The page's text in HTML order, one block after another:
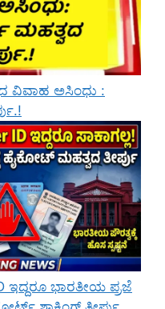
ವಿವಾಹ ಅಸಿಂಧು :
ಇದ್ದರೂ ಭಾರತೀಯ ಪ್ರಜೆ